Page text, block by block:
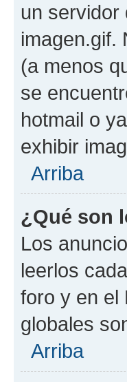
un servidor
imagen.gif.
(a menos
se
hotmail o
exhibir
Arriba
¿Qué son
Los
leerlos
foro y en el
globales
Arriba